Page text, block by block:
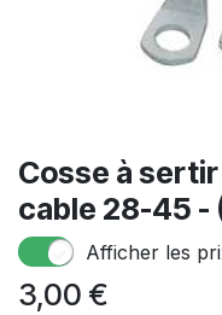
Cosse à
cable 28-45 -
Afficher les
3,00 €